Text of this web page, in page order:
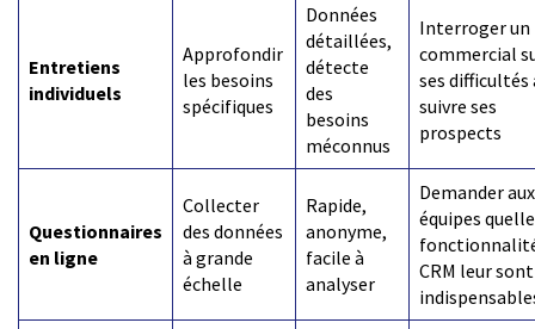
Entretiens
individuels
Approfondir
les besoins
spécifiques
Données
détaillées,
détecte
des
besoins
méconnus
Interroger un
commercial
ses difficultés
suivre ses
prospects
Questionnaires
en ligne
Collecter
des données
à grande
échelle
Rapide,
anonyme,
facile à
analyser
Demander aux
équipes
CRM leur sont